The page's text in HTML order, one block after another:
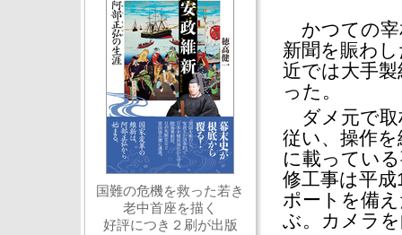
かつての宰
新聞を賑わ
近では大手
った。
ダメ元で取
従い、操作
に載ってい
修工事は平
ポートを備
ぶ。カメラ
国難の危機を救った若き
老中首座を描く
好評につき２刷が出版